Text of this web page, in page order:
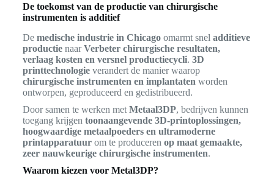
De toekomst van de productie van chirurgische
instrumenten is additief
De medische industrie in Chicagoomarmt snel additieve
productienaarVerbeter chirurgische resultaten,
verlaag kosten en versnel productiecycli. 3D
printtechnologieverandert de manier waarop
chirurgische instrumenten en implantaten worden
ontworpen, geproduceerd en gedistribueerd.
Door samen te werken met Metaal3DP, bedrijven kunnen
toegang krijgen toonaangevende 3D-printoplossingen,
hoogwaardige metaalpoeders en ultramoderne
printapparatuurom te produceren op maat gemaakte,
zeer nauwkeurige chirurgische instrumenten.
Waarom kiezen voor Metal3DP?